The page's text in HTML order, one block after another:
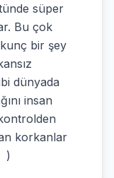
süper
Bu çok
bir şey
dünyada
insan
korkanlar
)